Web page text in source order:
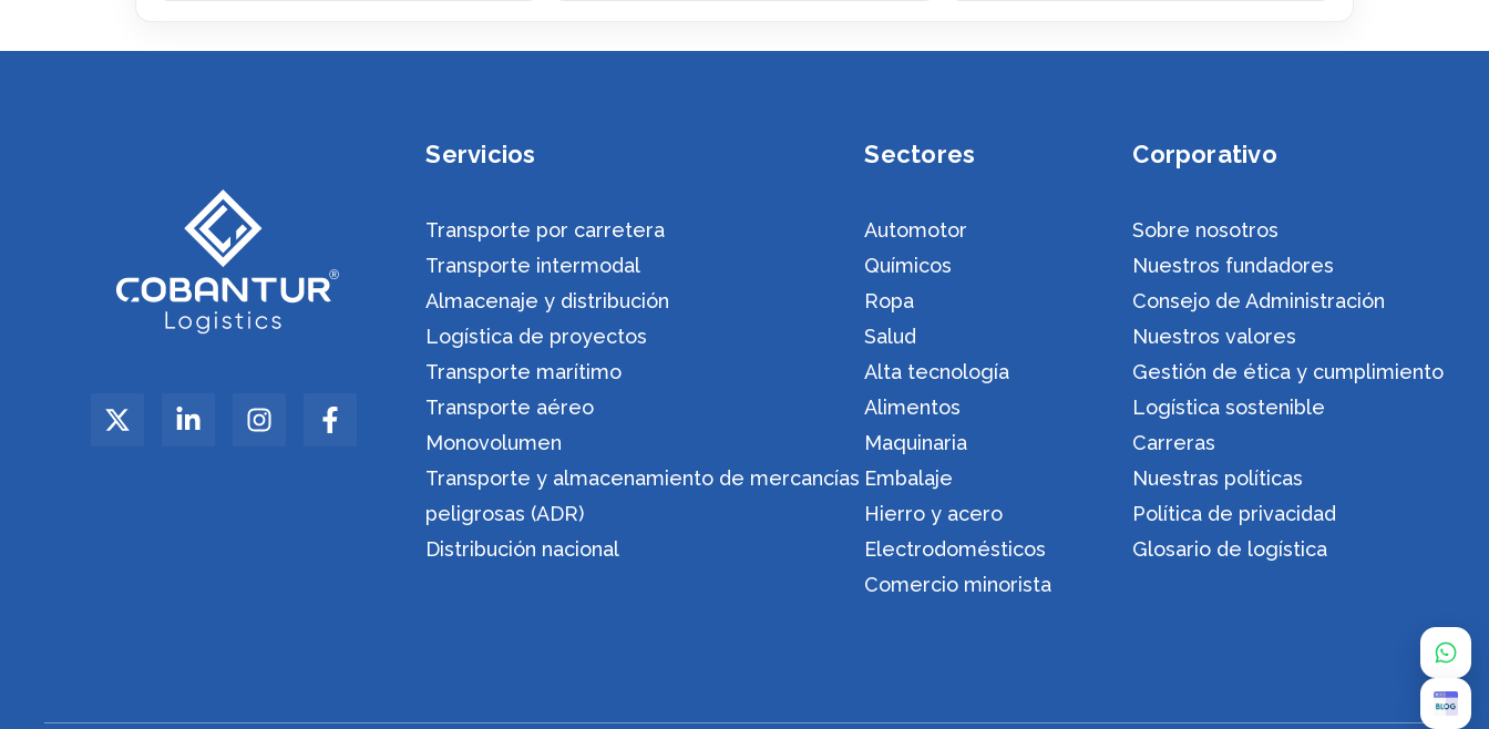
Servicios
Transporte por carretera
Transporte intermodal
Almacenaje y distribución
Logística de proyectos
Transporte marítimo
Transporte aéreo
Monovolumen
Transporte y almacenamiento de mercancías
peligrosas (ADR)
Distribución nacional
Sectores
Automotor
Químicos
Ropa
Salud
Alta tecnología
Alimentos
Maquinaria
Embalaje
Hierro y acero
Electrodomésticos
Comercio minorista
Corporativo
Sobre nosotros
Nuestros fundadores
Consejo de Administración
Nuestros valores
Gestión de ética y cumplimiento
Logística sostenible
Carreras
Nuestras políticas
Política de privacidad
Glosario de logística